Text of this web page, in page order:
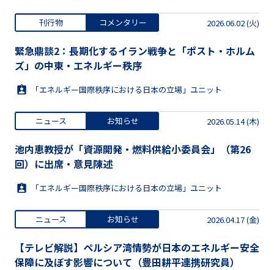
刊行物 コメンタリー 2026.06.02 (火)
緊急鼎談2：長期化するイラン戦争と「ポスト・ホルム
ズ」の中東・エネルギー秩序
「エネルギー国際秩序における日本の立場」ユニット
ニュース お知らせ 2026.05.14 (木)
池内恵教授が「資源開発・燃料供給小委員会」（第26
回）に出席・意見陳述
「エネルギー国際秩序における日本の立場」ユニット
ニュース お知らせ 2026.04.17 (金)
【テレビ解説】ペルシア湾情勢が日本のエネルギー安全
保障に及ぼす影響について（豊田耕平連携研究員）